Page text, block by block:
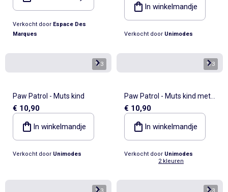
Verkocht door Espace Des
Marques
personageIn winkelmandje
Verkocht door Unimodes
1/3
Paw Patrol - Muts kind
€ 10,90
In winkelmandje
Verkocht door Unimodes
1/3
Paw Patrol - Muts kind met
pompon
€ 10,90
In winkelmandje
Verkocht door Unimodes
2 kleuren
1/3 1/3